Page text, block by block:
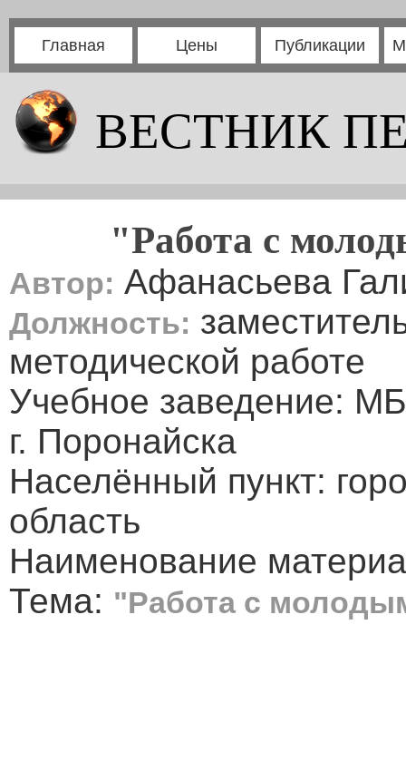
Главная Цены Публикации
ВЕСТНИК
"Работа с
Автор: Афанасьева
Должность:
методической работе
Учебное заведение:
г. Поронайска
Населённый пункт:
область
Наименование
Тема: "Работа с